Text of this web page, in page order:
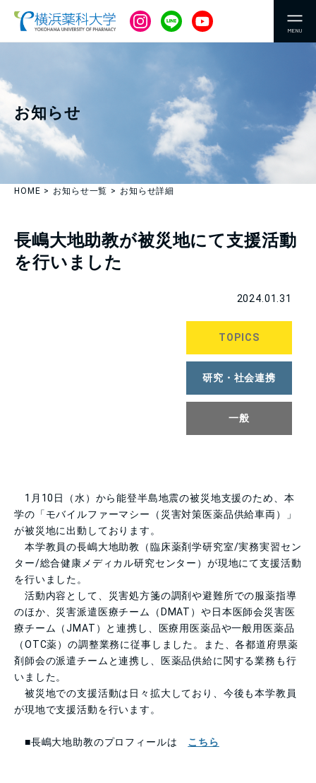
MENU
お知らせ
HOME お知らせ一覧 お知らせ詳細
長嶋大地助教が被災地にて支援活動
を行いました
1 月 10 日（水）から能登半島地震の被災地支援のため、本
学の「モバイルファーマシー（災害対策医薬品供給車両）」
が被災地に出動しております。
本学教員の長嶋大地助教（臨床薬剤学研究室/実務実習セン
ター/総合健康メディカル研究センター）が現地にて支援活動
を行いました。
活動内容として、災害処方箋の調剤や避難所での服薬指導
のほか、災害派遣医療チーム（ DMAT ）や日本医師会災害医
療チーム（JMAT ）と連携し、医療用医薬品や一般用医薬品
（OTC薬）の調整業務に従事しました。また、各都道府県薬
剤師会の派遣チームと連携し、医薬品供給に関する業務も行
いました。
被災地での支援活動は日々拡大しており、今後も本学教員
が現地で支援活動を行います。
■長嶋大地助教のプロフィールは こちら
2024.01.31
TOPICS
研究・社会連携
一般